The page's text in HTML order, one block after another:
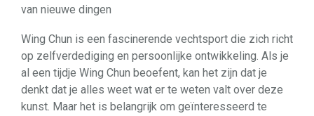
van nieuwe dingen
Wing Chun is een fascinerende vechtsport die zich richt
op zelfverdediging en persoonlijke ontwikkeling. Als je
al een tijdje Wing Chun beoefent, kan het zijn dat je
denkt dat je alles weet wat er te weten valt over deze
kunst. Maar het is belangrijk om geïnteresseerd te